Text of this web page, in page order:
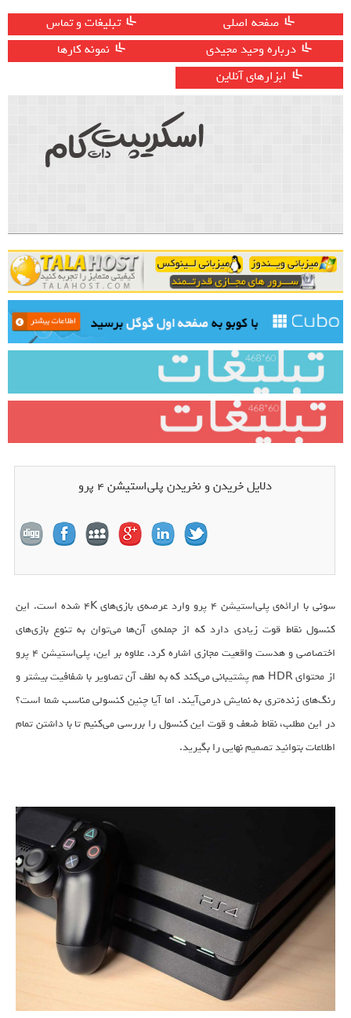
صفحه اصلی
تبلیغات و تماس
درباره وحید مجیدی
نمونه کارها
ابزارهای آنلاین
دلایل خریدن و نخریدن پلی‌استیشن ۴ پرو
سونی با ارائه‌ی پلی‌استیشن ۴ پرو وارد عرصه‌ی بازی‌های ۴K شده است. این
کنسول نقاط قوت زیادی دارد که از جمله‌ی آن‌ها می‌توان به تنوع بازی‌های
اختصاصی و هدست واقعیت مجازی اشاره کرد. علاوه بر این، پلی‌استیشن ۴ پرو
از محتوای HDR هم پشتیبانی می‌کند که به لطف آن تصاویر با شفافیت بیشتر و
رنگ‌های زنده‌تری به نمایش درمی‌آیند. اما آیا چنین کنسولی مناسب شما است؟
در این مطلب، نقاط ضعف و قوت این کنسول را بررسی می‌کنیم تا با داشتن تمام
اطلاعات بتوانید تصمیم نهایی را بگیرید.